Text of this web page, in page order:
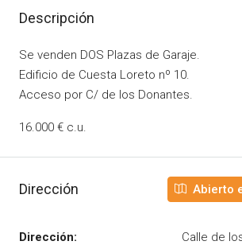
Descripción
Se venden DOS Plazas de Garaje.
Edificio de Cuesta Loreto nº 10.
Acceso por C/ de los Donantes.
16.000 € c.u.
Dirección Abierto
Dirección: Calle de